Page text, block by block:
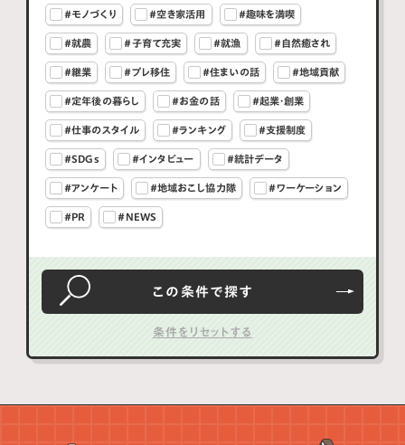
#モノづくり #空き家活用 #趣味を満喫
#就農 #子育て充実 #就漁 #自然癒され
#継業 #プレ移住 #住まいの話 #地域貢献
#定年後の暮らし #お金の話 #起業・創業
#仕事のスタイル #ランキング #支援制度
#SDGs #インタビュー #統計データ
#アンケート #地域おこし協力隊 #ワーケーション
#PR #NEWS
この条件で探す